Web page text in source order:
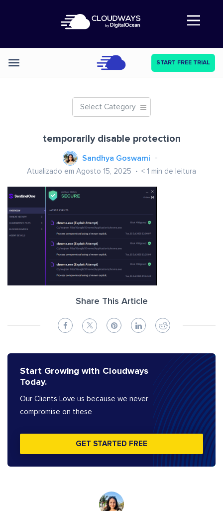
Abre a navegação
Categories START FREE TRIAL
Select Category
temporarily disable protection
Sandhya Goswami
Atualizado em Agosto 15, 2025 < 1 min de leitura
Share This Article
Start Growing with Cloudways
Today.
Our Clients Love us because we never
compromise on these
GET STARTED FREE